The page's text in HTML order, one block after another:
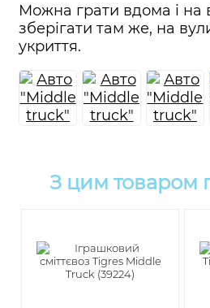
Можна грати вдома і на
зберігати там же, на
укриття.
З цим товаром